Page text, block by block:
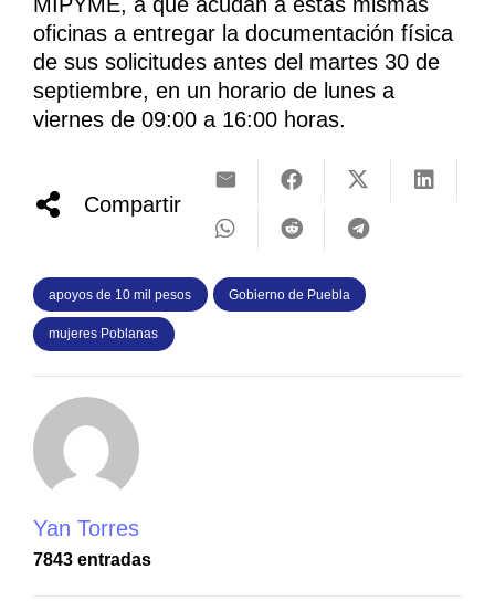
oficinas a entregar la documentación física
de sus solicitudes antes del martes 30 de
septiembre, en un horario de lunes a
viernes de 09:00 a 16:00 horas.
Compartir
apoyos de 10 mil pesos Gobierno de Puebla
mujeres Poblanas
Yan Torres
7843 entradas